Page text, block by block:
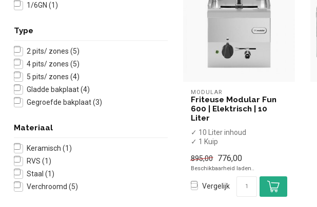
1/6GN (1)
Type
2 pits/ zones (5)
4 pits/ zones (5)
5 pits/ zones (4)
Gladde bakplaat(4)
Gegroefde bakplaat(3)
Materiaal
Keramisch (1)
RVS (1)
Staal (1)
Verchroomd (5)
MODULAR
Friteuse Modular Fun
600 | Elektrisch | 10
Liter
✓ 10 Liter inhoud
✓ 1 Kuip
✓ Tafelmodel
✓ 7,5 kW
895,00 776,00
Beschikbaarheid laden..
Vergelijk